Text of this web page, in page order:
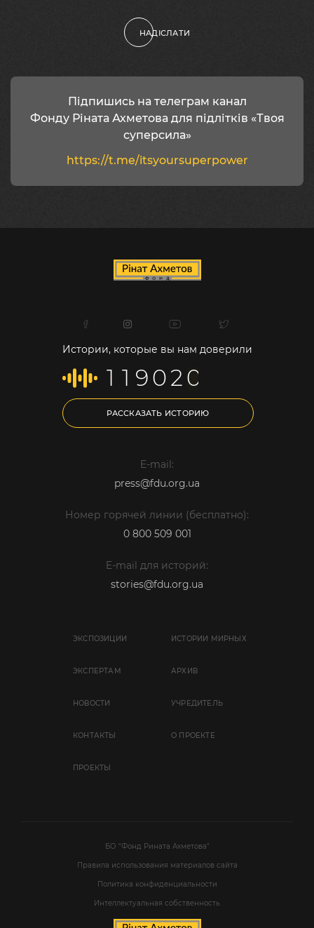
НАДІСЛАТИ
Підпишись на телеграм канал
Фонду Ріната Ахметова для підлітків «Твоя
суперсила»
https://t.me/itsyoursuperpower
Истории, которые вы нам доверили
1 1 9020
РАССКАЗАТЬ ИСТОРИЮ
E-mail:
press@fdu.org.ua
Номер горячей линии (бесплатно):
0 800 509 001
E-mail для историй:
stories@fdu.org.ua
ЭКСПОЗИЦИИ ИСТОРИИ МИРНЫХ
ЭКСПЕРТАМ АРХИВ
НОВОСТИ УЧРЕДИТЕЛЬ
КОНТАКТЫ О ПРОЕКТЕ
ПРОЕКТЫ
БО "Фонд Рината Ахметова"
Правила использования материалов сайта
Политика конфиденциальности
Интеллектуальная собственность